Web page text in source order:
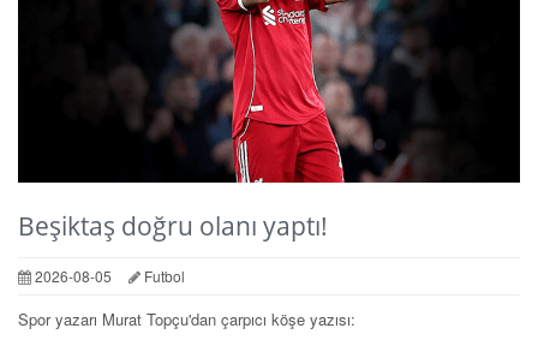
Beşiktaş doğru olanı yaptı!
2026-08-05 Futbol
Spor yazarı Murat Topçu'dan çarpıcı köşe yazısı: